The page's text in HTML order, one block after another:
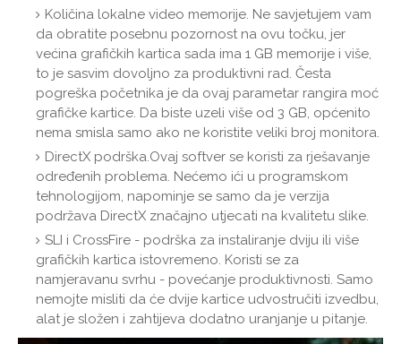
Količina lokalne video memorije. Ne savjetujem vam
da obratite posebnu pozornost na ovu točku, jer
većina grafičkih kartica sada ima 1 GB memorije i više,
to je sasvim dovoljno za produktivni rad. Česta
pogreška početnika je da ovaj parametar rangira moć
grafičke kartice. Da biste uzeli više od 3 GB, općenito
nema smisla samo ako ne koristite veliki broj monitora.
DirectX podrška.Ovaj softver se koristi za rješavanje
određenih problema. Nećemo ići u programskom
tehnologijom, napominje se samo da je verzija
podržava DirectX značajno utjecati na kvalitetu slike.
SLI i CrossFire - podrška za instaliranje dviju ili više
grafičkih kartica istovremeno. Koristi se za
namjeravanu svrhu - povećanje produktivnosti. Samo
nemojte misliti da će dvije kartice udvostručiti izvedbu,
alat je složen i zahtijeva dodatno uranjanje u pitanje.